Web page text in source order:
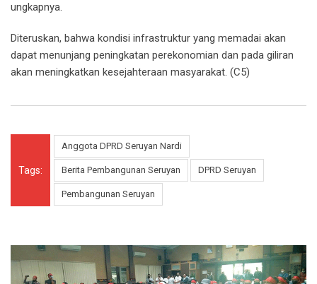
ungkapnya.
Diteruskan, bahwa kondisi infrastruktur yang memadai akan
dapat menunjang peningkatan perekonomian dan pada giliran
akan meningkatkan kesejahteraan masyarakat. (C5)
Tags:
Anggota DPRD Seruyan Nardi
Berita Pembangunan Seruyan DPRD Seruyan
Pembangunan Seruyan